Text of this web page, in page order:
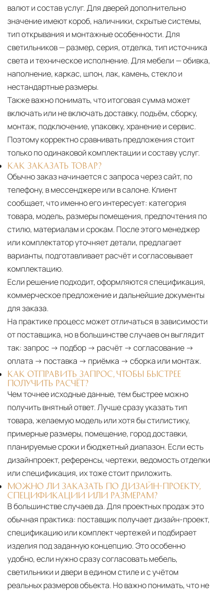
валют и состав услуг. Для дверей дополнительно
значение имеют короб, наличники, скрытые системы,
тип открывания и монтажные особенности. Для
светильников — размер, серия, отделка, тип источника
света и техническое исполнение. Для мебели — обивка,
наполнение, каркас, шпон, лак, камень, стекло и
нестандартные размеры.
Также важно понимать, что итоговая сумма может
включать или не включать доставку, подъём, сборку,
монтаж, подключение, упаковку, хранение и сервис.
Поэтому корректно сравнивать предложения стоит
только по одинаковой комплектации и составу услуг.
КАК ЗАКАЗАТЬ ТОВАР?
Обычно заказ начинается с запроса через сайт, по
телефону, в мессенджере или в салоне. Клиент
сообщает, что именно его интересует: категория
товара, модель, размеры помещения, предпочтения по
стилю, материалам и срокам. После этого менеджер
или комплектатор уточняет детали, предлагает
варианты, подготавливает расчёт и согласовывает
комплектацию.
Если решение подходит, оформляются спецификация,
коммерческое предложение и дальнейшие документы
для заказа.
На практике процесс может отличаться в зависимости
от поставщика, но в большинстве случаев он выглядит
так: запрос → подбор → расчёт → согласование →
оплата → поставка → приёмка → сборка или монтаж.
КАК ОТПРАВИТЬ ЗАПРОС, ЧТОБЫ БЫСТРЕЕ
ПОЛУЧИТЬ РАСЧЁТ?
Чем точнее исходные данные, тем быстрее можно
получить внятный ответ. Лучше сразу указать тип
товара, желаемую модель или хотя бы стилистику,
примерные размеры, помещение, город доставки,
планируемые сроки и бюджетный диапазон. Если есть
дизайнпроект, референсы, чертежи, ведомость отделки
или спецификация, их тоже стоит приложить.
МОЖНО ЛИ ЗАКАЗАТЬ ПО ДИЗАЙН-ПРОЕКТУ,
СПЕЦИФИКАЦИИ ИЛИ РАЗМЕРАМ?
В большинстве случаев да. Для проектных продаж это
обычная практика: поставщик получает дизайн-проект,
спецификацию или комплект чертежей и подбирает
изделия под заданную концепцию. Это особенно
удобно, если нужно сразу согласовать мебель,
светильники и двери в едином стиле и с учётом
реальных размеров объекта. Но важно понимать, что не